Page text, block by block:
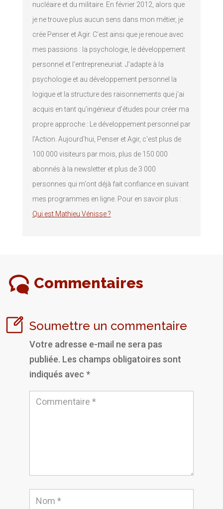
nucléaire et du militaire. En février 2012, alors que
je ne trouve plus aucun sens dans mon métier, je
crée Penser et Agir. C’est ainsi que je renoue avec
mes passions : la psychologie, le développement
personnel et l’entrepreneuriat. J’adapte à la
psychologie et au développement personnel la
logique et la structure des raisonnements que j’ai
acquis en tant qu’ingénieur d’études pour créer ma
propre approche : Le développement personnel par
l’Action. Aujourd'hui, Penser et Agir, c'est plus de
100 000 visiteurs par mois, plus de 150 000
abonnés à la newsletter et plus de 3 000
personnes qui m'ont déjà fait confiance en suivant
mes programmes en ligne. Pour en savoir plus :
Qui est Mathieu Vénisse ?
Commentaires
Soumettre un commentaire
Votre adresse e-mail ne sera pas
publiée. Les champs obligatoires sont
indiqués avec *